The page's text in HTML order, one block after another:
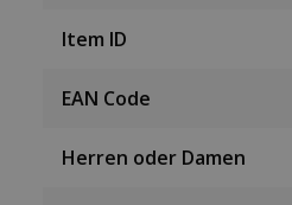
Item ID
EAN Code
Herren oder Damen